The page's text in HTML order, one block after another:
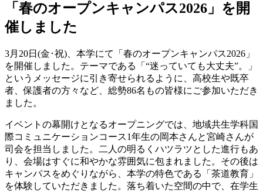
「春のオープンキャンパス2026」を開
催しました
3月20日(金･祝)、本学にて「春のオープンキャンパス2026」
を開催しました。テーマである「“迷っていても大丈夫”。」
というメッセージに引き寄せられるように、高校生や既卒
者、保護者の方々など、総勢86名もの皆様にご参加いただき
ました。
イベントの幕開けとなるオープニングでは、地域共生学科国
際コミュニケーションコース1年生の岡本さんと宮崎さんが
司会を担当しました。二人の明るくハツラツとした進行もあ
り、会場はすぐに和やかな雰囲気に包まれました。その後は
キャンパスをめぐりながら、本学の特色である「茶道教育」
を体験していただきました。落ち着いた空間の中で、在学生